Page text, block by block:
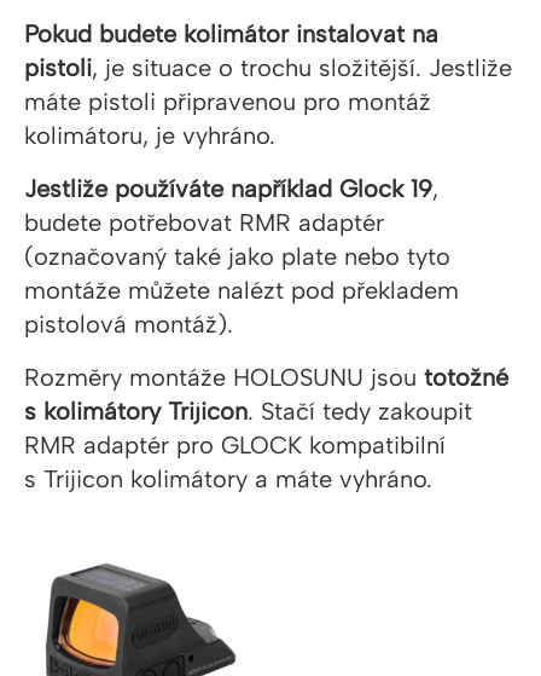
Pokud budete kolimátor instalovat na
pistoli, je situace o trochu složitější. Jestliže
máte pistoli připravenou pro montáž
kolimátoru, je vyhráno.
Jestliže používáte například Glock 19,
budete potřebovat RMR adaptér
(označovaný také jako plate nebo tyto
montáže můžete nalézt pod překladem
pistolová montáž).
Rozměry montáže HOLOSUNU jsou totožné
s kolimátory Trijicon. Stačí tedy zakoupit
RMR adaptér pro GLOCK kompatibilní
s Trijicon kolimátory a máte vyhráno.